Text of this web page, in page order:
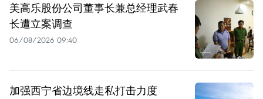
美高乐股份公司董事长兼总经理武春
长遭立案调查
06/08/2026 09:40
加强西宁省边境线走私打击力度